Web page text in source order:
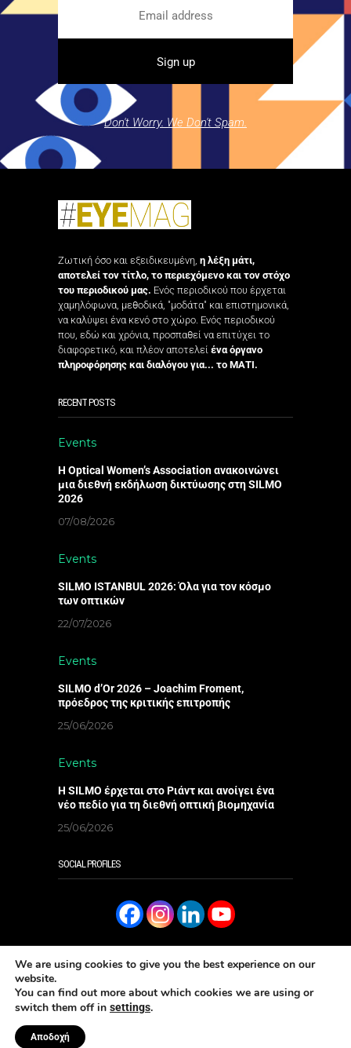
Don't Worry. We Don't Spam.
Ζωτική όσο και εξειδικευμένη, η λέξη μάτι,
αποτελεί τον τίτλο, το περιεχόμενο και τον στόχο
του περιοδικού μας. Ενός περιοδικού που έρχεται
χαμηλόφωνα, μεθοδικά, "μοδάτα" και επιστημονικά,
να καλύψει ένα κενό στο χώρο. Ενός περιοδικού
που, εδώ και χρόνια, προσπαθεί να επιτύχει το
διαφορετικό, και πλέον αποτελεί ένα όργανο
πληροφόρησης και διαλόγου για... το ΜΑΤΙ.
RECENT POSTS
Events
Η Optical Women’s Association ανακοινώνει
μια διεθνή εκδήλωση δικτύωσης στη SILMO
2026
07/08/2026
Events
SILMO ISTANBUL 2026: Όλα για τον κόσμο
των οπτικών
22/07/2026
Events
SILMO d’Or 2026 – Joachim Froment,
πρόεδρος της κριτικής επιτροπής
25/06/2026
Events
Η SILMO έρχεται στο Ριάντ και ανοίγει ένα
νέο πεδίο για τη διεθνή οπτική βιομηχανία
25/06/2026
SOCIAL PROFILES
SUBSCRIBE ΔΙΑΒΑΣΤΕ ΤΟ ONLINE
Aρ. ΓΕΜΗ: 006096301000 - Copyright 2023 Eye Magazine
We are using cookies to give you the best experience on our
website.
You can find out more about which cookies we are using or
switch them off in settings.
Αποδοχή